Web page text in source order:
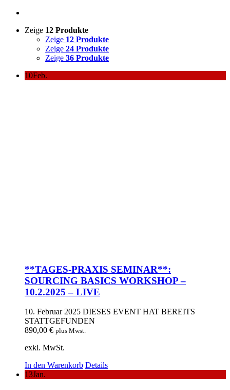
Zeige 12 Produkte
Zeige 12 Produkte
Zeige 24 Produkte
Zeige 36 Produkte
10Feb.
**TAGES-PRAXIS SEMINAR**:
SOURCING BASICS WORKSHOP –
10.2.2025 – LIVE
10. Februar 2025 DIESES EVENT HAT BEREITS
STATTGEFUNDEN
890,00 € plus Mwst.
exkl. MwSt.
In den Warenkorb Details
13Jan.